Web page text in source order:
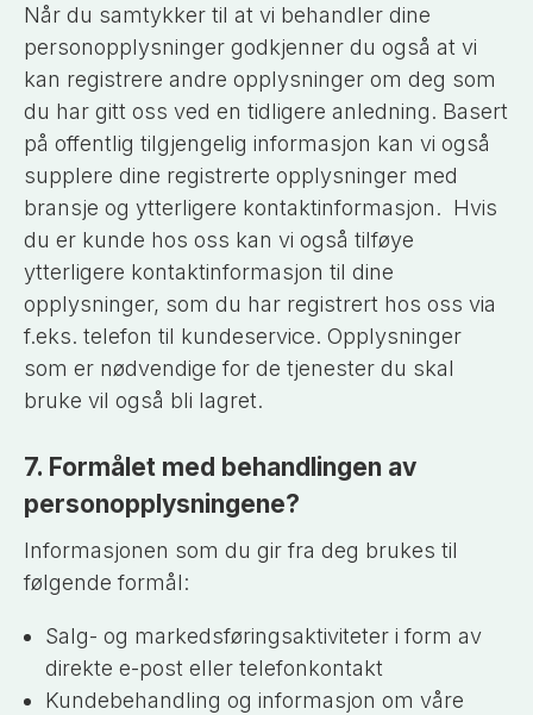
Når du samtykker til at vi behandler dine
personopplysninger godkjenner du også at vi
kan registrere andre opplysninger om deg som
du har gitt oss ved en tidligere anledning. Basert
på offentlig tilgjengelig informasjon kan vi også
supplere dine registrerte opplysninger med
bransje og ytterligere kontaktinformasjon. Hvis
du er kunde hos oss kan vi også tilføye
ytterligere kontaktinformasjon til dine
opplysninger, som du har registrert hos oss via
f.eks. telefon til kundeservice. Opplysninger
som er nødvendige for de tjenester du skal
bruke vil også bli lagret.
7. Formålet med behandlingen av
personopplysningene?
Informasjonen som du gir fra deg brukes til
følgende formål:
Salg- og markedsføringsaktiviteter i form av
direkte e-post eller telefonkontakt
Kundebehandling og informasjon om våre